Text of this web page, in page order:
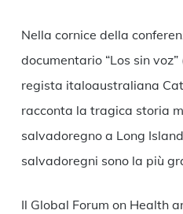
Nella cornice della
documentario “Los sin
regista italoaustraliana
racconta la tragica storia
salvadoregno a Long
salvadoregni sono la più
Il Global Forum on Health